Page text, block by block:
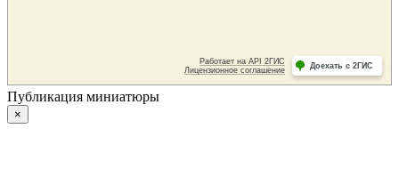
Публикация миниатюры
×